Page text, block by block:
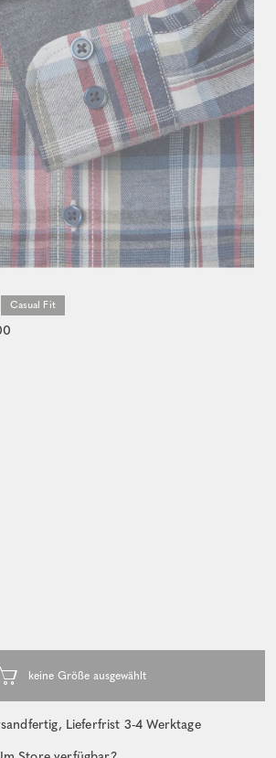
Casual Fit
Lieferfrist 3-4 Werktage